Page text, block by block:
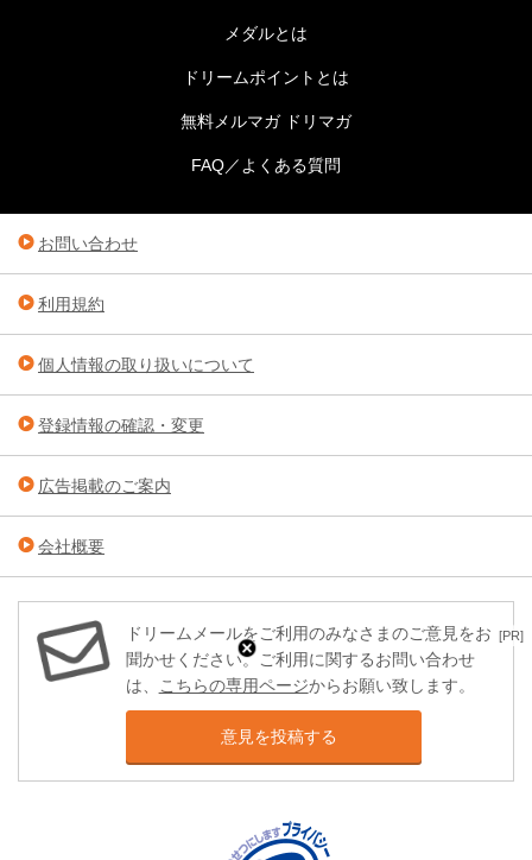
[PR]
メダルとは
ドリームポイントとは
無料メルマガ ドリマガ
FAQ／よくある質問
お問い合わせ
利用規約
個人情報の取り扱いについて
登録情報の確認・変更
広告掲載のご案内
会社概要
ドリームメールをご利用のみなさまのご意見をお
聞かせください。ご利用に関するお問い合わせ
は、
こちらの専用ページからお願い致します。
意見を投稿する